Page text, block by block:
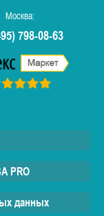
Москва:
798-08-63
PRO
данных